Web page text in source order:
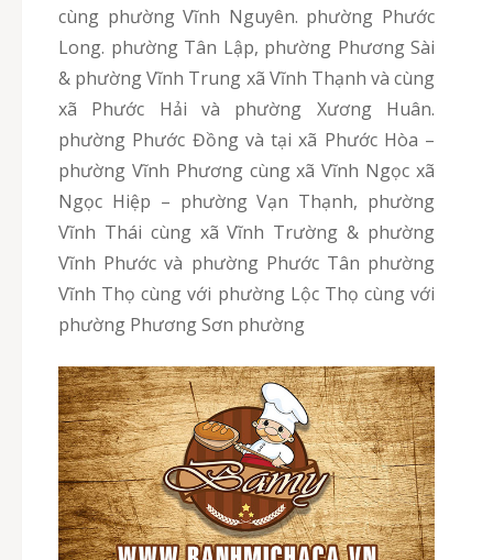
cùng phường Vĩnh Nguyên. phường Phước
Long. phường Tân Lập, phường Phương Sài
& phường Vĩnh Trung xã Vĩnh Thạnh và cùng
xã Phước Hải và phường Xương Huân.
phường Phước Đồng và tại xã Phước Hòa –
phường Vĩnh Phương cùng xã Vĩnh Ngọc xã
Ngọc Hiệp – phường Vạn Thạnh, phường
Vĩnh Thái cùng xã Vĩnh Trường & phường
Vĩnh Phước và phường Phước Tân phường
Vĩnh Thọ cùng với phường Lộc Thọ cùng với
phường Phương Sơn phường